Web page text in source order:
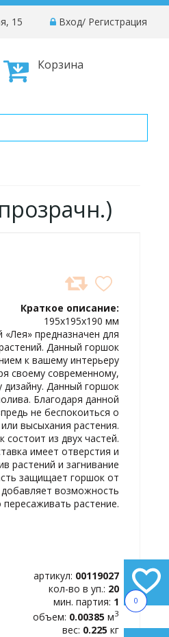
0
Вход/ Регистрация
15
Корзина
Краткое описание:
195х195х190 мм
предназначен для
Данный горшок
к вашему интерьеру
своему современному,
Данный горшок
Благодаря данной
не беспокоиться о
высыхания растения.
из двух частей.
имеет отверстия и
растений и загнивание
защищает горшок от
возможность
растение.
артикул: 00119027
кол-во в уп.: 20
мин. партия: 1
объем: 0.00385 м3
вес: 0.225 кг